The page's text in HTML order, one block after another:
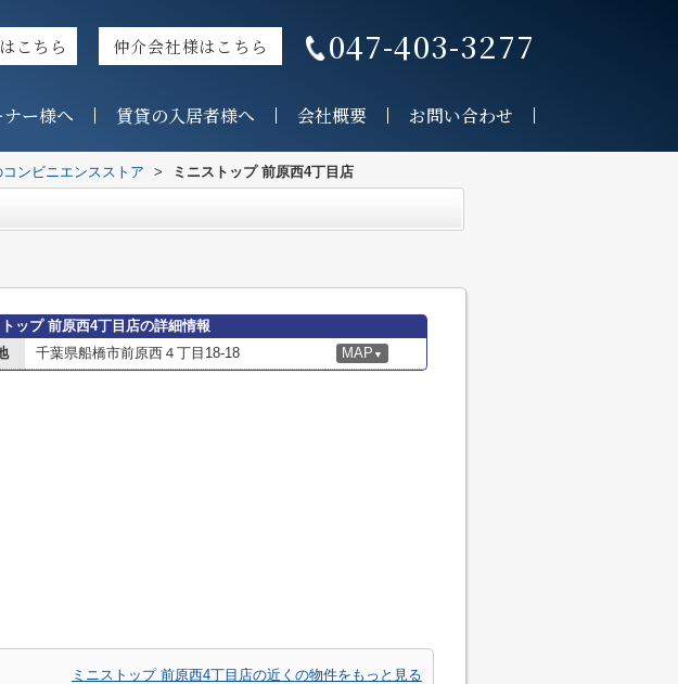
こちら 仲介会社様はこちら 047-403-3277
ー様へ 賃貸の入居者様へ 会社概要 お問い合わせ
ンビニエンスストア > ミニストップ 前原西4丁目店
トップ 前原西4丁目店の詳細情報
千葉県船橋市前原西４丁目18-18 MAP ▼
ミニストップ 前原西4丁目店の近くの物件をもっと見る